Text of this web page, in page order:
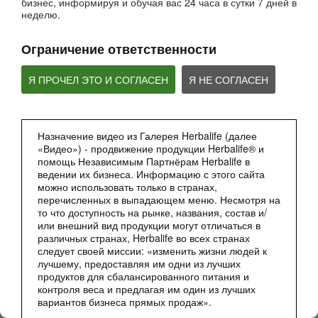
неделю.
Ограничение ответственности
Я ПРОЧЕЛ ЭТО И СОГЛАСЕН Я НЕ СОГЛАСЕН
Назначение видео из Галерея Herbalife (далее
«Видео») - продвижение продукции Herbalife® и
помощь Независимым Партнёрам Herbalife в
ведении их бизнеса. Информацию с этого сайта
можно использовать только в странах,
перечисленных в выпадающем меню. Несмотря на
то что доступность на рынке, названия, состав и/
или внешний вид продукции могут отличаться в
различных странах, Herbalife во всех странах
следует своей миссии: «изменить жизни людей к
лучшему, предоставляя им одни из лучших
продуктов для сбалансированного питания и
контроля веса и предлагая им один из лучших
вариантов бизнеса прямых продаж».
Мультфильм - Формула 1 Вечерний Коктейль
Сбалансированное питание 24 часа